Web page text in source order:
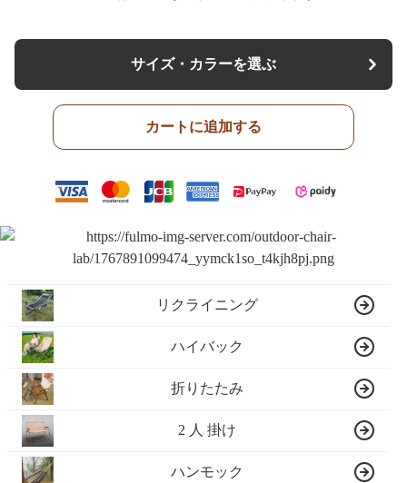
サイズ・カラーを選ぶ
カートに追加する
リクライニング
ハイバック
折りたたみ
2 人 掛け
ハンモック